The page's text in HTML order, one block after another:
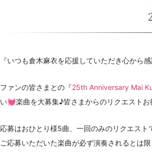
『いつも倉木麻衣を応援していただき心から感
ファンの皆さまとの『25th Anniversary Mai
い💓楽曲を大募集♪皆さまからのリクエスト
応募はおひとり様5曲、一回のみのリクエスト
ご応募いただいた楽曲が必ず演奏されるとは